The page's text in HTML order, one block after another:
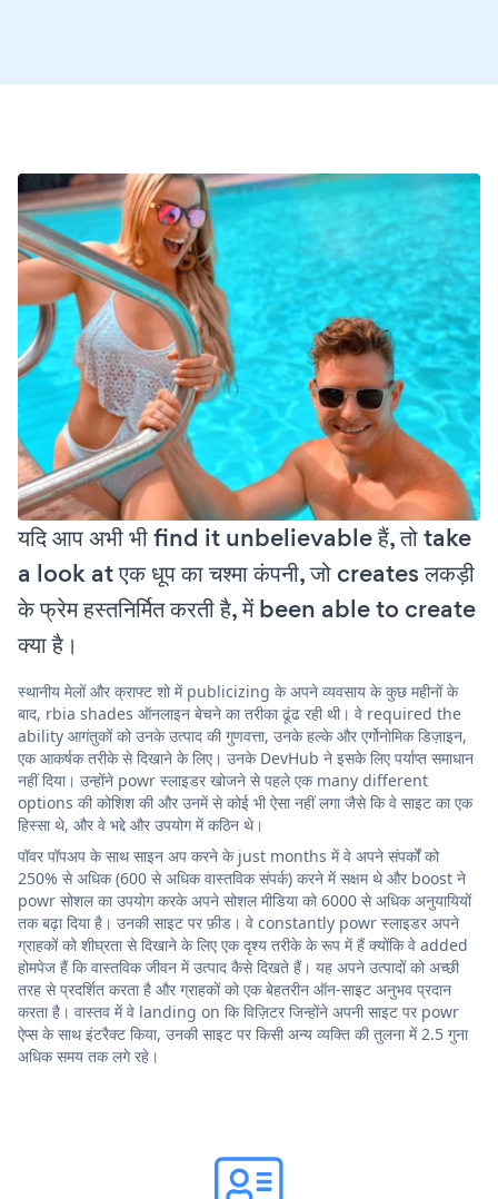
यदि आप अभी भी find it unbelievable हैं, तो take
a look at एक धूप का चश्मा कंपनी, जो creates लकड़ी
के फ्रेम हस्तनिर्मित करती है, में been able to create
क्या है।
स्थानीय मेलों और क्राफ्ट शो में publicizing के अपने व्यवसाय के कुछ महीनों के
बाद, rbia shades ऑनलाइन बेचने का तरीका ढूंढ रही थी। वे required the
ability आगंतुकों को उनके उत्पाद की गुणवत्ता, उनके हल्के और एर्गोनोमिक डिज़ाइन,
एक आकर्षक तरीके से दिखाने के लिए। उनके DevHub ने इसके लिए पर्याप्त समाधान
नहीं दिया। उन्होंने powr स्लाइडर खोजने से पहले एक many different
options की कोशिश की और उनमें से कोई भी ऐसा नहीं लगा जैसे कि वे साइट का एक
हिस्सा थे, और वे भद्दे और उपयोग में कठिन थे।
पॉवर पॉपअप के साथ साइन अप करने के just months में वे अपने संपर्कों को
250% से अधिक (600 से अधिक वास्तविक संपर्क) करने में सक्षम थे और boost ने
powr सोशल का उपयोग करके अपने सोशल मीडिया को 6000 से अधिक अनुयायियों
तक बढ़ा दिया है। उनकी साइट पर फ़ीड। वे constantly powr स्लाइडर अपने
ग्राहकों को शीघ्रता से दिखाने के लिए एक दृश्य तरीके के रूप में हैं क्योंकि वे added
होमपेज हैं कि वास्तविक जीवन में उत्पाद कैसे दिखते हैं। यह अपने उत्पादों को अच्छी
तरह से प्रदर्शित करता है और ग्राहकों को एक बेहतरीन ऑन-साइट अनुभव प्रदान
करता है। वास्तव में वे landing on कि विज़िटर जिन्होंने अपनी साइट पर powr
ऐप्स के साथ इंटरैक्ट किया, उनकी साइट पर किसी अन्य व्यक्ति की तुलना में 2.5 गुना
अधिक समय तक लगे रहे।